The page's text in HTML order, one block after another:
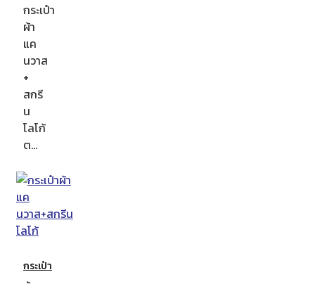
กระเป๋า
ผ้า
แค
นวาส
+
สกรี
น
โลโก้
ต…
กระเป๋า